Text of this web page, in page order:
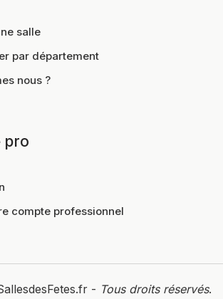
salle
par département
nous ?
pro
compte professionnel
- Tous droits réservés.